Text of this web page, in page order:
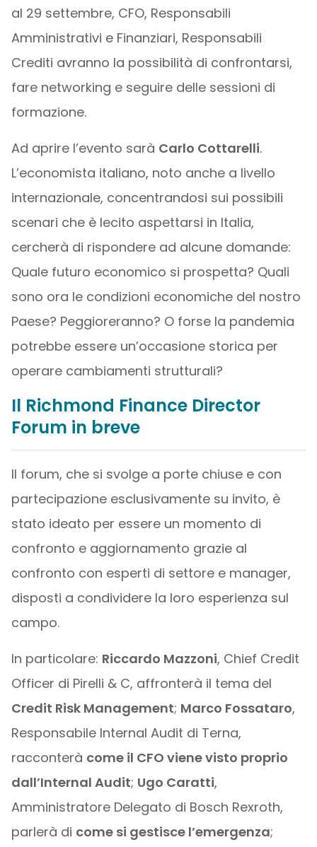
al 29 settembre, CFO, Responsabili
Amministrativi e Finanziari, Responsabili
Crediti avranno la possibilità di confrontarsi,
fare networking e seguire delle sessioni di
formazione.
Ad aprire l’evento sarà Carlo Cottarelli.
L’economista italiano, noto anche a livello
internazionale, concentrandosi sui possibili
scenari che è lecito aspettarsi in Italia,
cercherà di rispondere ad alcune domande:
Quale futuro economico si prospetta? Quali
sono ora le condizioni economiche del nostro
Paese? Peggioreranno? O forse la pandemia
potrebbe essere un’occasione storica per
operare cambiamenti strutturali?
Il Richmond Finance Director
Forum in breve
Il forum, che si svolge a porte chiuse e con
partecipazione esclusivamente su invito, è
stato ideato per essere un momento di
confronto e aggiornamento grazie al
confronto con esperti di settore e manager,
disposti a condividere la loro esperienza sul
campo.
In particolare: Riccardo Mazzoni, Chief Credit
Officer di Pirelli & C, affronterà il tema del
Credit Risk Management; Marco Fossataro,
Responsabile Internal Audit di Terna,
racconterà come il CFO viene visto proprio
dall’Internal Audit; Ugo Caratti,
Amministratore Delegato di Bosch Rexroth,
parlerà di come si gestisce l’emergenza;